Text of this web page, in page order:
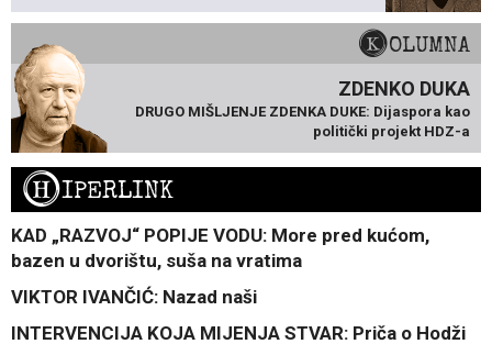
KOLUMNA
ZDENKO DUKA
DRUGO MIŠLJENJE ZDENKA DUKE: Dijaspora kao
politički projekt HDZ-a
HIPERLINK
KAD „RAZVOJ“ POPIJE VODU: More pred kućom,
bazen u dvorištu, suša na vratima
VIKTOR IVANČIĆ: Nazad naši
INTERVENCIJA KOJA MIJENJA STVAR: Priča o Hodži